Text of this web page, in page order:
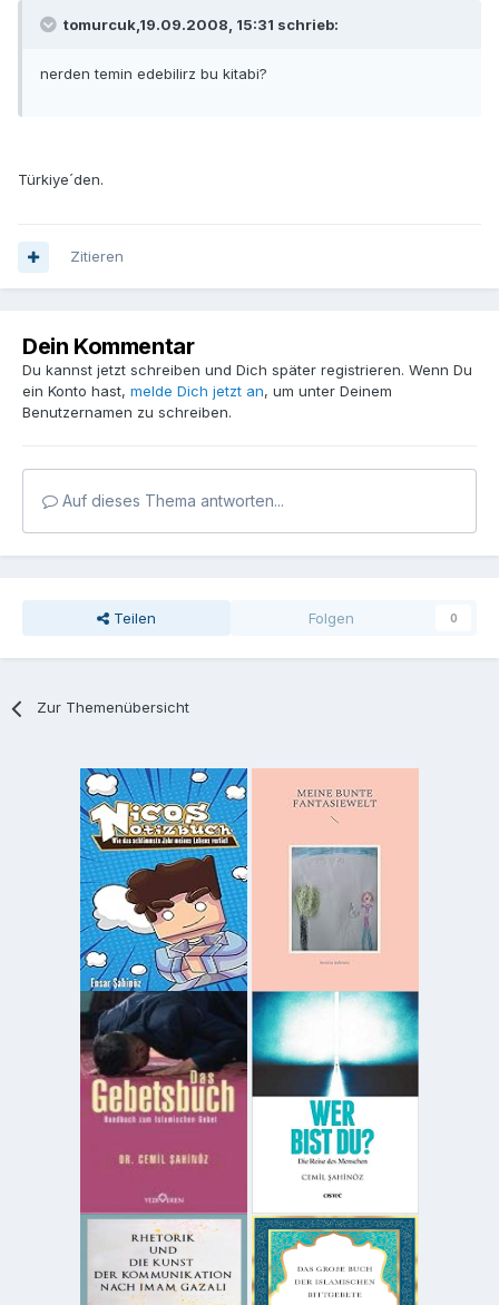
tomurcuk,19.09.2008, 15:31 schrieb:
nerden temin edebilirz bu kitabi?
Türkiye´den.
Zitieren
Dein Kommentar
Du kannst jetzt schreiben und Dich später registrieren. Wenn Du
ein Konto hast, melde Dich jetzt an, um unter Deinem
Benutzernamen zu schreiben.
Auf dieses Thema antworten...
Teilen Folgen 0
Zur Themenübersicht